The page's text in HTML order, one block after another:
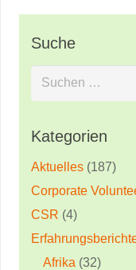
Suche
Suchen
nach:
Kategorien
Aktuelles (187)
Corporate
CSR (4)
Afrika (32)